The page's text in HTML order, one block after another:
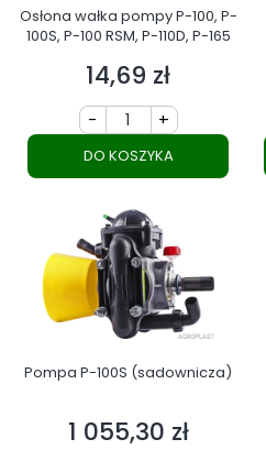
Osłona wałka pompy P-100, P-
100S, P-100 RSM, P-110D, P-165
Cena
14,69 zł
- +
DO KOSZYKA
Pompa P-100S (sadownicza)
Cena
1 055,30 zł